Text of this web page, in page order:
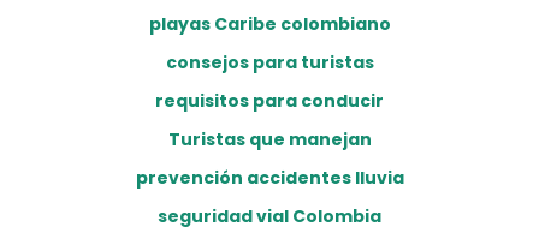
playas Caribe colombiano
consejos para turistas
requisitos para conducir
Turistas que manejan
prevención accidentes lluvia
seguridad vial Colombia